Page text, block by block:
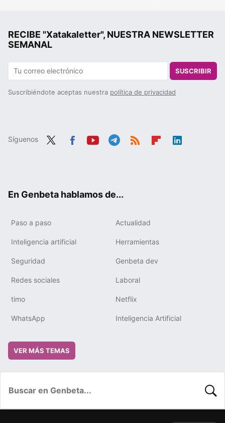
RECIBE "Xatakaletter", NUESTRA NEWSLETTER
SEMANAL
SUSCRIBIR
Suscribiéndote aceptas nuestra política de privacidad
Síguenos
En Genbeta hablamos de...
Paso a paso Actualidad
Inteligencia artificial Herramientas
Seguridad Genbeta dev
Redes sociales Laboral
timo Netflix
WhatsApp Inteligencia Artificial
VER MÁS TEMAS